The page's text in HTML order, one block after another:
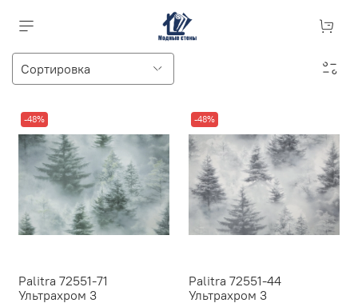
-48%
Palitra 72551-71
Ультрахром 3
-48%
Palitra 72551-44
Ультрахром 3